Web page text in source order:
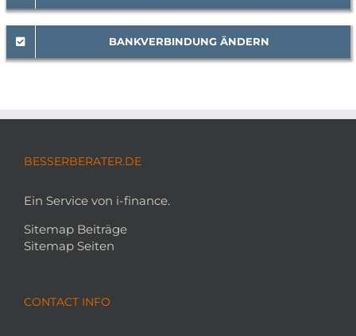
BANKVERBINDUNG ÄNDERN
BESSERBERATER.DE
Ein Service von i-finance.
Sitemap Beiträge
Sitemap Seiten
CONTACT INFO